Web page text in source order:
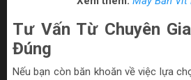
Tư Vấn Từ Chuyên
Đúng
Nếu bạn còn băn khoăn về việc lựa